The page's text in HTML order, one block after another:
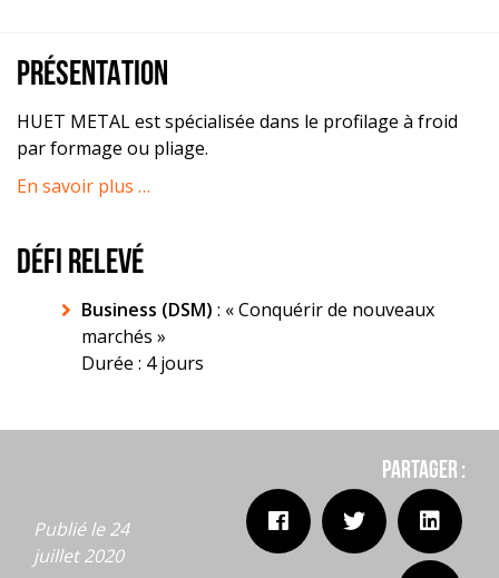
PRÉSENTATION
HUET METAL est spécialisée dans le profilage à froid
par formage ou pliage.
En savoir plus …
DÉFI RELEVÉ
Business (DSM) : « Conquérir de nouveaux
marchés »
Durée : 4 jours
Publié le 24
juillet 2020
Partager :